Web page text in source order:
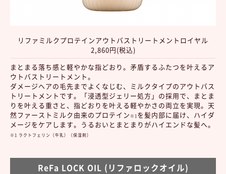
リファミルクプロテインアウトバストリートメントロイヤル
2,860円(税込)
まとまる落ち感と軽やかな指どおり。矛盾するふたつを叶えるア
ウトバストリートメント。
ダメージヘアの毛先までよくなじむ、ミルクタイプのアウトバス
トリートメントです。「浸透型ジェリー処方」の採用で、まとま
りを叶える重さと、指どおりを叶える軽やかさの両立を実現。天
然ファーストミルク由来のプロテイン ※1 を髪内部に届け、ハイダ
メージをケアします。うるおいとまとまりがハイエンドな髪へ。
※1 ラクトフェリン（牛乳）（保湿剤）
ReFa LOCK OIL (リファロックオイル)